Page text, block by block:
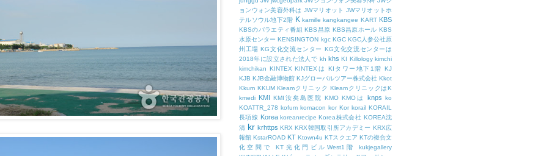
ョンウォン美容外科は JWマリオット JWマリオットホ
テルソウル地下2階 K kamille kangkangee KART KBS
KBSのバラエティ番組 KBS昌原 KBS昌原ホール KBS
水原センター KENSINGTON kgc KGC KGC人参公社原
州工場 KG文化交流センター KG文化交流センターは
2018年に設立された法人で kh khs KI Killology kimchi
kimchikan KINTEX KINTEXは KIタワー地下1階 KJ
KJB KJB金融博物館 KJグローバルツアー株式会社 Kkot
Kkum KKUM Kleamクリニック KleamクリニックはK
kmedi KMI KMI汝矣島医院 KMO KMOは knps ko
KOATTR_278 kofum komacon kor Kor korail KORAIL
長項線 Korea koreanrecipe Korea株式会社 KOREA沈
清 kr krhttps KRX KRX韓国取引所アカデミー KRX広
報館 KstarROAD KT Ktown4u KTスクエア KTの複合文
化空間で
KT光化門ビルWest1階
kukjegallery